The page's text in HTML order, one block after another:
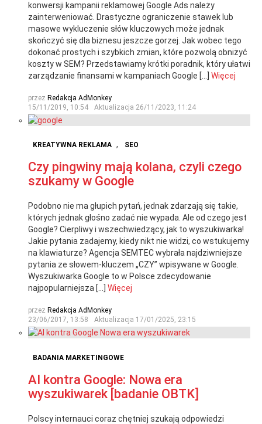
konwersji kampanii reklamowej Google Ads należy
zainterweniować. Drastyczne ograniczenie stawek lub
masowe wykluczenie słów kluczowych może jednak
skończyć się dla biznesu jeszcze gorzej. Jak wobec tego
dokonać prostych i szybkich zmian, które pozwolą obniżyć
koszty w SEM? Przedstawiamy krótki poradnik, który ułatwi
zarządzanie finansami w kampaniach Google […] Więcej
przez Redakcja AdMonkey
15/11/2019, 10:54
Aktualizacja 26/11/2023, 11:24
KREATYWNA REKLAMA , SEO
Czy pingwiny mają kolana, czyli czego
szukamy w Google
Podobno nie ma głupich pytań, jednak zdarzają się takie,
których jednak głośno zadać nie wypada. Ale od czego jest
Google? Cierpliwy i wszechwiedzący, jak to wyszukiwarka!
Jakie pytania zadajemy, kiedy nikt nie widzi, co wstukujemy
na klawiaturze? Agencja SEMTEC wybrała najdziwniejsze
pytania ze słowem-kluczem „CZY” wpisywane w Google.
Wyszukiwarka Google to w Polsce zdecydowanie
najpopularniejsza […] Więcej
przez Redakcja AdMonkey
23/06/2017, 13:58
Aktualizacja 17/01/2025, 23:15
BADANIA MARKETINGOWE
AI kontra Google: Nowa era
wyszukiwarek [badanie OBTK]
Polscy internauci coraz chętniej szukają odpowiedzi